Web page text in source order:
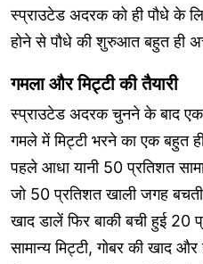
स्प्राउटेड अदरक को ही पौधे के
होने से पौधे की शुरुआत बहुत ही
गमला और मिट्टी की तैयारी
स्प्राउटेड अदरक चुनने के बाद
गमले में मिट्टी भरने का एक बहुत
पहले आधा यानी 50 प्रतिशत
जो 50 प्रतिशत खाली जगह
खाद डालें फिर बाकी बची हुई 20
सामान्य मिट्टी, गोबर की खाद